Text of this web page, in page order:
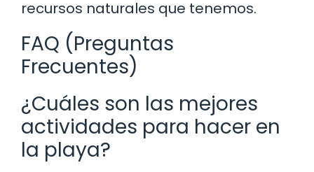
recursos naturales que tenemos.
FAQ (Preguntas
Frecuentes)
¿Cuáles son las mejores
actividades para hacer en
la playa?